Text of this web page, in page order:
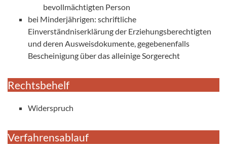
bevollmächtigten Person
bei Minderjährigen: schriftliche
Einverständniserklärung der Erziehungsberechtigten
und deren Ausweisdokumente, gegebenenfalls
Bescheinigung über das alleinige Sorgerecht
Rechtsbehelf
Widerspruch
Verfahrensablauf